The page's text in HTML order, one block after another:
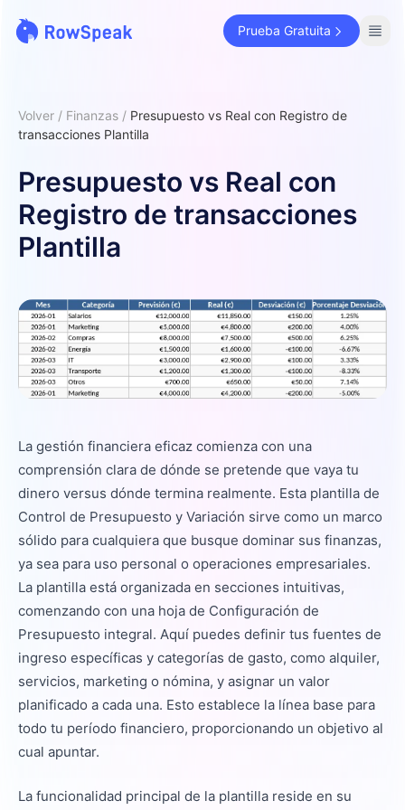
Prueba Gratuita
Volver / Finanzas / Presupuesto vs Real con Registro de
transacciones Plantilla
Presupuesto vs Real con
Registro de transacciones
Plantilla
La gestión financiera eficaz comienza con una
comprensión clara de dónde se pretende que vaya tu
dinero versus dónde termina realmente. Esta plantilla de
Control de Presupuesto y Variación sirve como un marco
sólido para cualquiera que busque dominar sus finanzas,
ya sea para uso personal o operaciones empresariales.
La plantilla está organizada en secciones intuitivas,
comenzando con una hoja de Configuración de
Presupuesto integral. Aquí puedes definir tus fuentes de
ingreso específicas y categorías de gasto, como alquiler,
servicios, marketing o nómina, y asignar un valor
planificado a cada una. Esto establece la línea base para
todo tu período financiero, proporcionando un objetivo al
cual apuntar.
La funcionalidad principal de la plantilla reside en su